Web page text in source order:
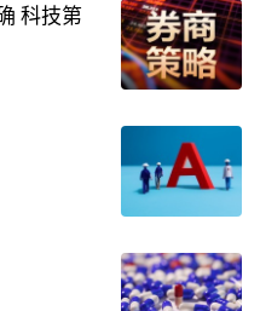
景气度高度绑定，这9
，但科技与周期的两条
额收益显著。中欧数
中欧农业产业A、中欧
2025年分别实现
、83.24%的年收益
科技第